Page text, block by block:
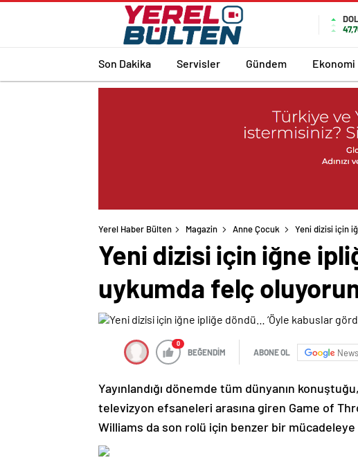
Son Dakika Servisler Gündem Ekonomi
Yerel Haber Bülten Magazin Anne Çocuk Yeni dizisi için
Yeni dizisi için iğne
uykumda felç
0
BEĞENDİM ABONE OL News
Yayınlandığı dönemde tüm dünyanın
televizyon efsaneleri arasına giren Game of
Williams da son rolü için benzer bir